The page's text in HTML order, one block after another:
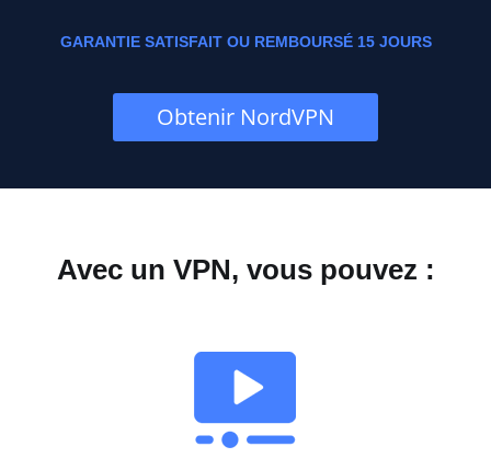
GARANTIE SATISFAIT OU REMBOURSÉ 15 JOURS
Obtenir NordVPN
Avec un VPN, vous pouvez :